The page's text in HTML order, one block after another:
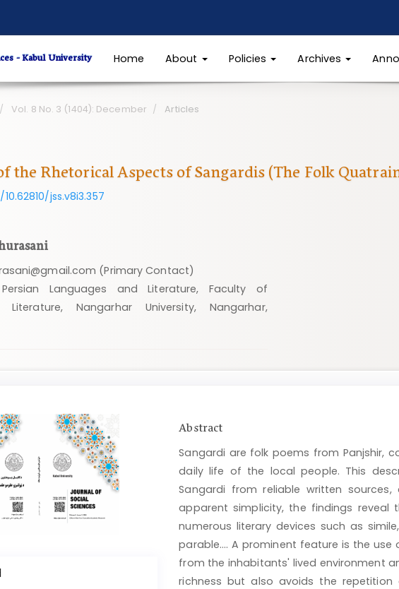
- Kabul University Home About Policies Archives
Vol. 8 No. 3 (1404): December Articles
the Rhetorical Aspects of Sangardis (The Folk
jss.v8i3.357
(Primary Contact)
Languages and Literature, Faculty of
Nangarhar University, Nangarhar,
Main
Content
Abstract
Sangardi are folk poems from Panjshir,
daily life of the local people. This
Sangardi from reliable written
apparent simplicity, the findings reveal
numerous literary devices such as
parable…. A prominent feature is the
from the inhabitants' lived environment
richness but also avoids the